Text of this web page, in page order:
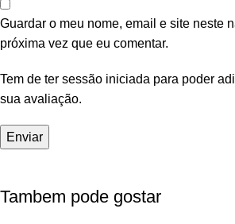
Guardar o meu nome, email e site neste
próxima vez que eu comentar.
Tem de ter sessão iniciada para poder
sua avaliação.
Tambem pode gostar